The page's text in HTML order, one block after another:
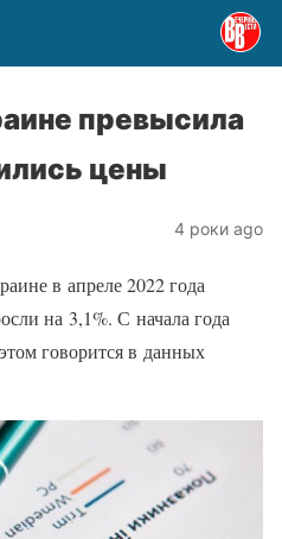
превысила
цены
4 роки ago
в апреле 2022 года
на 3,1%. С начала года
говорится в данных